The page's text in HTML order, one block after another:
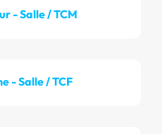
- Salle / TCM
- Salle / TCF